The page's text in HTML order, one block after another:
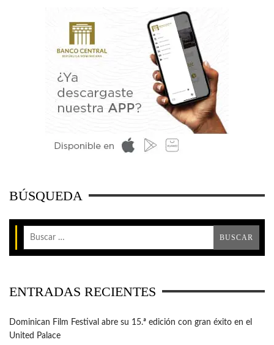
BÚSQUEDA
ENTRADAS RECIENTES
Dominican Film Festival abre su 15.ª edición con gran éxito en el
United Palace